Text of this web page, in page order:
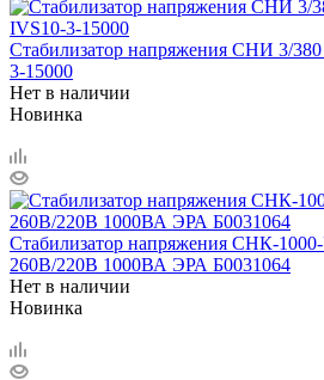
Стабилизатор напряжения СНИ 3/
3-15000
Нет в наличии
Новинка
Стабилизатор напряжения СНК-
260В/220В 1000ВА ЭРА Б0031064
Нет в наличии
Новинка